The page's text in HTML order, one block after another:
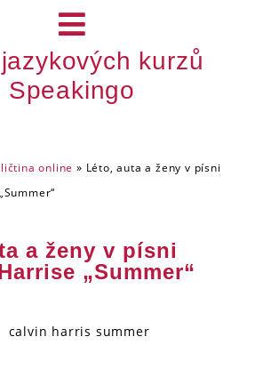
kurzů
Speakingo
online » Léto, auta a ženy v písni
a ženy v písni
„Summer“